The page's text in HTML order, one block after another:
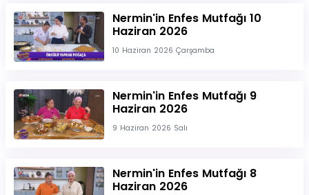
Nermin'in Enfes Mutfağı 10
Haziran 2026
10 Haziran 2026 Çarşamba
Nermin'in Enfes Mutfağı 9
Haziran 2026
9 Haziran 2026 Salı
Nermin'in Enfes Mutfağı 8
Haziran 2026